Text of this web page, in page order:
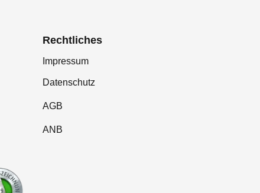
Rechtliches
Impressum
Datenschutz
AGB
ANB